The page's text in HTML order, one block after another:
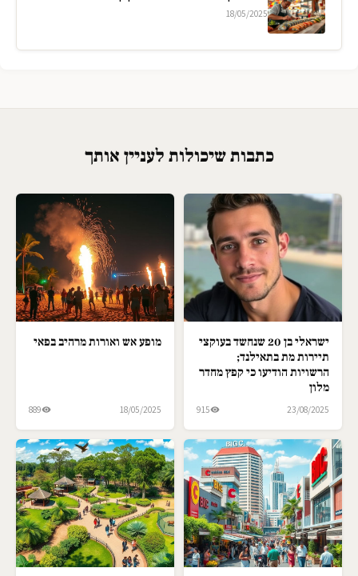
18/05/2025
כתבות שיכולות לעניין אותך
ישראלי בן 20 שנחשד בעוקצי
תיירות מת בתאילנד;
הרשויות הודיעו כי קפץ מחדר
מלון
23/08/2025
915
מופע אש ואורות מרהיב בפאי
18/05/2025
889